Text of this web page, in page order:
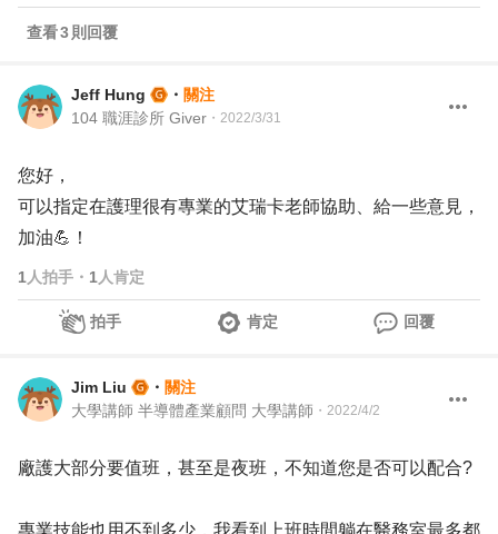
查看3則回覆
Jeff Hung ・ 關注
104 職涯診所 Giver ・ 2022/3/31
您好，
可以指定在護理很有專業的艾瑞卡老師協助、給一些意見，
加油💪！
1 人拍手 ・ 1 人肯定
拍手 肯定 回覆
Jim Liu ・ 關注
大學講師 半導體產業顧問 大學講師 ・ 2022/4/2
廠護大部分要值班，甚至是夜班，不知道您是否可以配合?
專業技能也用不到多少，我看到上班時間躺在醫務室最多都